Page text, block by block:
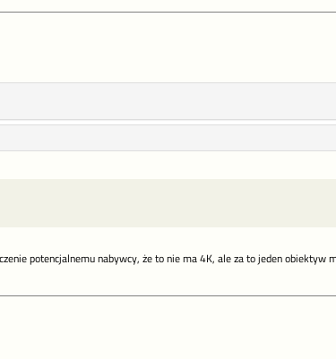
potencjalnemu nabywcy, że to nie ma 4K, ale za to jeden obiektyw